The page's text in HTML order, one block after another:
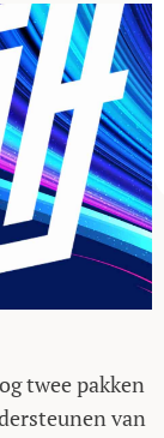
twee pakken
van